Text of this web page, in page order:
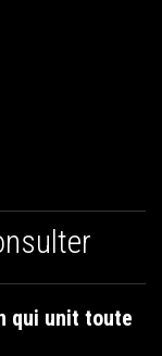
qui unit toute